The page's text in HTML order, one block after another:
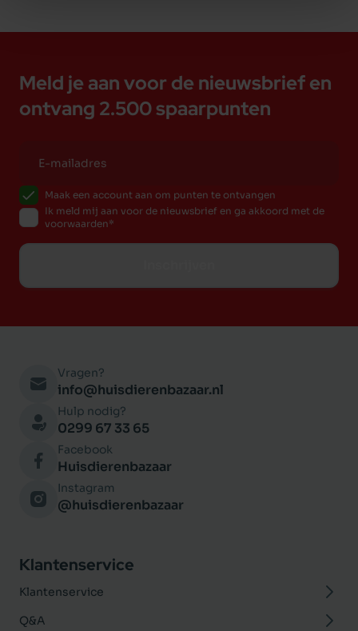
Meld je aan voor de nieuwsbrief en
ontvang 2.500 spaarpunten
Maak een account aan om punten te ontvangen
Ik meld mij aan voor de nieuwsbrief en ga akkoord met de
voorwaarden
Vragen?
info@huisdierenbazaar.nl
Hulp nodig?
0299 67 33 65
Facebook
Huisdierenbazaar
Instagram
@huisdierenbazaar
Klantenservice
Klantenservice
Q&A